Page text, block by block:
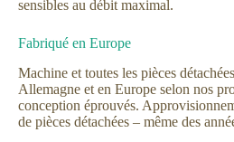
sensibles au débit maximal.
Fabriqué en Europe
Machine et toutes les pièces
Allemagne et en Europe selon nos
conception éprouvés.
de pièces détachées – même des